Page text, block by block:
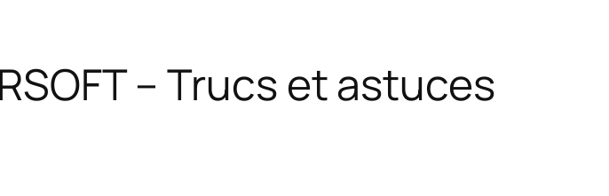
– Trucs et astuces